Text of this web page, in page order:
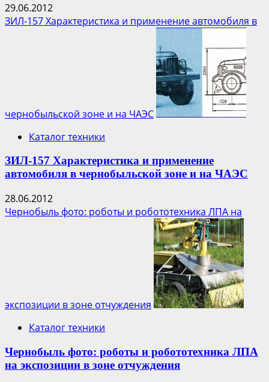
29.06.2012
ЗИЛ-157 Характеристика и применение автомобиля в
чернобыльской зоне и на ЧАЭС
Каталог техники
ЗИЛ-157 Характеристика и применение
автомобиля в чернобыльской зоне и на ЧАЭС
28.06.2012
Чернобыль фото: роботы и робототехника ЛПА на
экспозиции в зоне отчуждения
Каталог техники
Чернобыль фото: роботы и робототехника ЛПА
на экспозиции в зоне отчуждения